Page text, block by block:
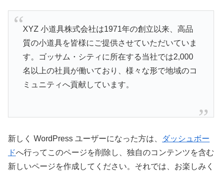
XYZ 小道具株式会社は1971年の創立以来、高品
質の小道具を皆様にご提供させていただいていま
す。ゴッサム・シティに所在する当社では2,000
名以上の社員が働いており、様々な形で地域のコ
ミュニティへ貢献しています。
新しく WordPress ユーザーになった方は、
ダッシュボー
ドへ行ってこのページを削除し、独自のコンテンツを含む
新しいページを作成してください。それでは、お楽しみく